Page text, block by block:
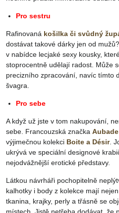
Pro sestru
Rafinovaná košilka či svůdný
dostávat takové dárky jen od mužů?
v nabídce lecjaké sexy kousky,
stoprocentně udělají radost. Může
precizního zpracování, navíc tímto
švagra.
Pro sebe
A když už jste v tom nakupování,
sebe. Francouzská značka Aubade
výjimečnou kolekci Boite a Désir.
ukrývá ve speciální designové
nejodvážnější erotické představy.
Látkou návrháři pochopitelně
kalhotky i body z kolekce mají
tkanina, krajky, perly a třásně se
místech. Jistě netřeba dodávat, že